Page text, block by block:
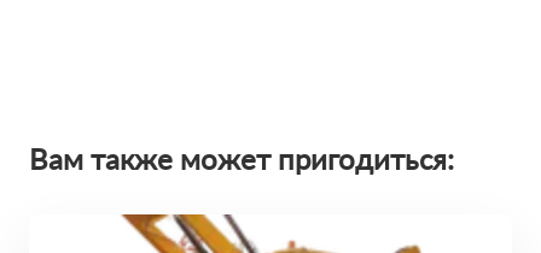
Вам также может пригодиться: